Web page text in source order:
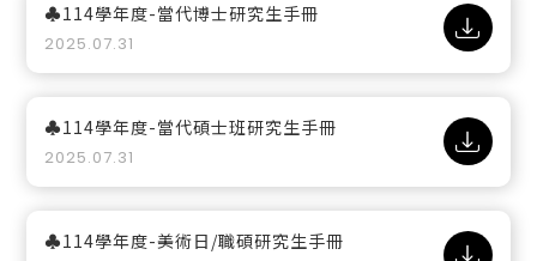
♣114學年度-當代博士研究生手冊
2025.07.31
♣114學年度-當代碩士班研究生手冊
2025.07.31
♣114學年度-美術日/職碩研究生手冊